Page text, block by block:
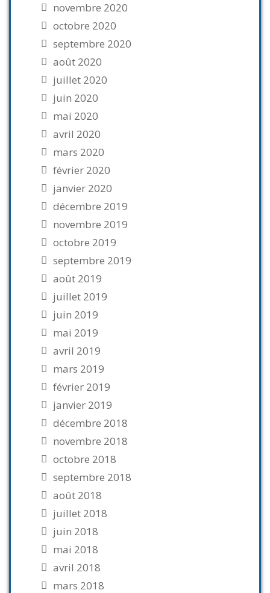
novembre 2020
octobre 2020
septembre 2020
août 2020
juillet 2020
juin 2020
mai 2020
avril 2020
mars 2020
février 2020
janvier 2020
décembre 2019
novembre 2019
octobre 2019
septembre 2019
août 2019
juillet 2019
juin 2019
mai 2019
avril 2019
mars 2019
février 2019
janvier 2019
décembre 2018
novembre 2018
octobre 2018
septembre 2018
août 2018
juillet 2018
juin 2018
mai 2018
avril 2018
mars 2018